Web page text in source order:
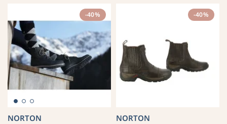
-40%
NORTON
-40%
NORTON